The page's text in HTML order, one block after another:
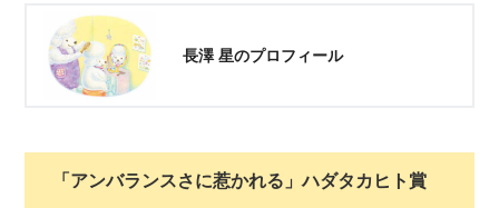
長澤 星のプロフィール
「アンバランスさに惹かれる」ハダタカヒト賞